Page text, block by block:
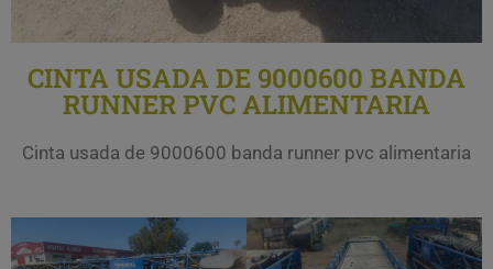
CINTA USADA DE 9000600 BANDA
RUNNER PVC ALIMENTARIA
Cinta usada de 9000600 banda runner pvc alimentaria